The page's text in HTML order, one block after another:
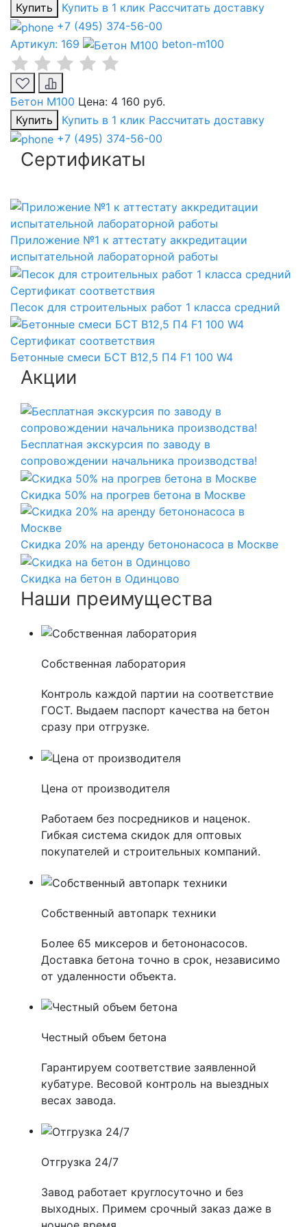
Купить
Купить в 1 клик Рассчитать доставку
+7 (495) 374-56-00
Артикул: 169
beton-m100
Бетон М100 Цена: 4 160 руб.
Купить
Купить в 1 клик Рассчитать доставку
+7 (495) 374-56-00
Сертификаты
Приложение №1 к аттестату аккредитации
испытательной лабораторной работы
Сертификат соответствия
Песок для строительных работ 1 класса средний
Сертификат соответствия
Бетонные смеси БСТ B12,5 П4 F1 100 W4
Акции
Бесплатная экскурсия по заводу в
сопровождении начальника производства!
Скидка 50% на прогрев бетона в Москве
Скидка 20% на аренду бетононасоса в Москве
Скидка на бетон в Одинцово
Наши преимущества
Собственная лаборатория
Контроль каждой партии на соответствие
ГОСТ. Выдаем паспорт качества на бетон
сразу при отгрузке.
Цена от производителя
Работаем без посредников и наценок.
Гибкая система скидок для оптовых
покупателей и строительных компаний.
Собственный автопарк техники
Более 65 миксеров и бетононасосов.
Доставка бетона точно в срок, независимо
от удаленности объекта.
Честный объем бетона
Гарантируем соответствие заявленной
кубатуре. Весовой контроль на выездных
весах завода.
Отгрузка 24/7
Завод работает круглосуточно и без
выходных. Примем срочный заказ даже в